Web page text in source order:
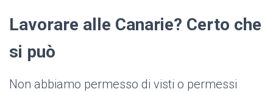
Lavorare alle Canarie? Certo che
si può
Non abbiamo permesso di visti o permessi